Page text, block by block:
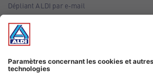
Dépliant ALDI par e-mail
Offres
Infos essentielles